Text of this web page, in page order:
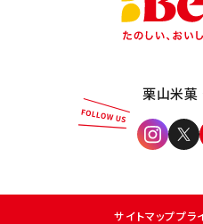
栗山米菓
サイトマッププラ